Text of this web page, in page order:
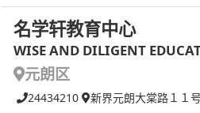
名学轩教育中心
WISE AND DILIGENT
元朗区
24434210 新界元朗大棠路１１